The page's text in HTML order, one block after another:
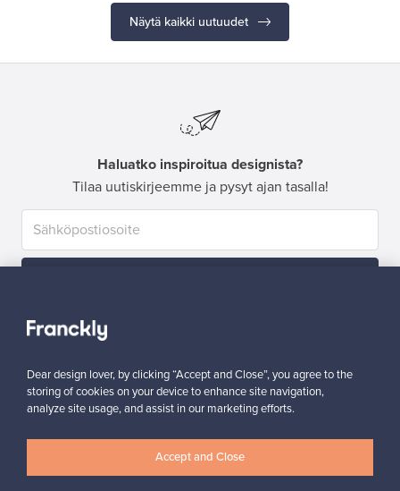
Näytä kaikki uutuudet
Haluatko inspiroitua designista?
Tilaa uutiskirjeemme ja pysyt ajan tasalla!
Aitoa designia Turvalliset maksut
Dear design lover, by clicking “Accept and Close”, you agree to the
storing of cookies on your device to enhance site navigation,
analyze site usage, and assist in our marketing efforts.
Accept and Close